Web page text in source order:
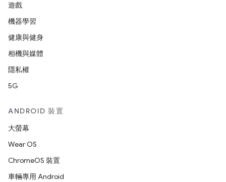
遊戲
機器學習
健康與健身
相機與媒體
隱私權
5G
ANDROID 裝置
大螢幕
Wear OS
ChromeOS 裝置
車輛專用 Android